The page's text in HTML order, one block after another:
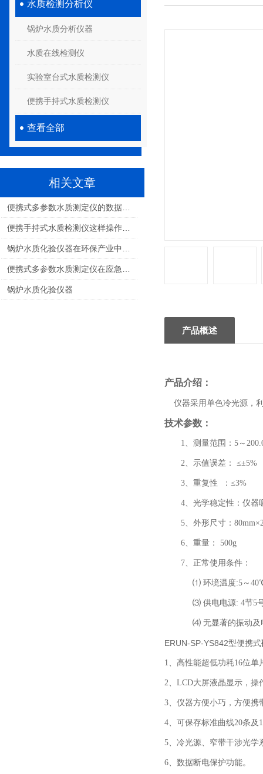
水质检测分析仪
锅炉水质分析仪器
水质在线检测仪
实验室台式水质检测仪
便携手持式水质检测仪
查看全部
相关文章
锅炉水质化验仪器
产品概述
产品介绍：
仪器采用单色冷光源，
技术参数：
1、测量范围： 5 ～
2、示值误差： ≤±5%
3、重复性 ：≤3%
4、光学稳定性：仪器
5、外形尺寸：80mm×
6、重量： 500g
7、正常使用条件：
⑴ 环境温度:5～
⑶ 供电电源: 4节5
⑷ 无显著的振动及
ERUN-SP-YS842型便携式
1、高性能超低功耗16位单
2、LCD大屏液晶显示，操
3、仪器方便小巧，方便携
4、可保存标准曲线20条
5、冷光源、窄带干涉光学
6、数据断电保护功能。